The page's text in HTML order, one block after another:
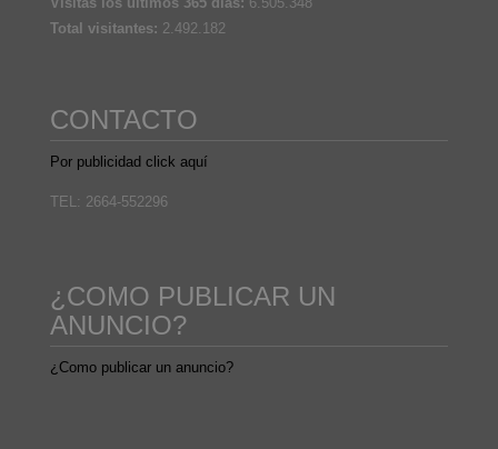
Total visitantes: 2.492.182
CONTACTO
Por publicidad click aquí
TEL: 2664-552296
¿COMO PUBLICAR UN
ANUNCIO?
¿Como publicar un anuncio?